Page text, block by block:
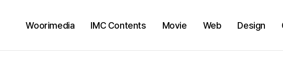
Woorimedia IMC Contents Movie Web Design